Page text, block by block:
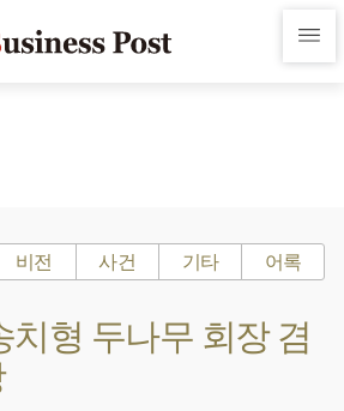
비전 사건 기타 어록
치형 두나무 회장 겸